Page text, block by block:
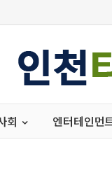
회 엔터테인먼